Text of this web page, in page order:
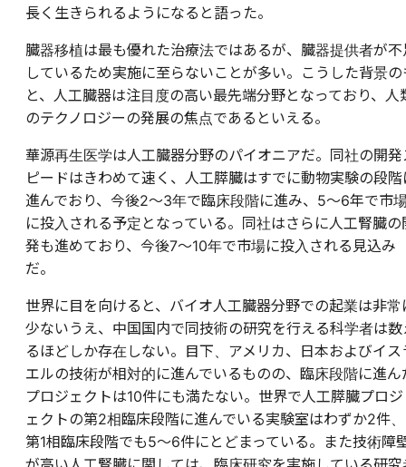
長く生きられるようになると語った。
臓器移植は最も優れた治療法ではあるが、臓器提供者が不
しているため実施に至らないことが多い。こうした背景の
と、人工臓器は注目度の高い最先端分野となっており、人
のテクノロジーの発展の焦点であるといえる。
華源再生医学は人工臓器分野のパイオニアだ。同社の開発
ピードはきわめて速く、人工膵臓はすでに動物実験の段階
進んでおり、今後2～3年で臨床段階に進み、5～6年で市
に投入される予定となっている。同社はさらに人工腎臓の
発も進めており、今後7～10年で市場に投入される見込み
だ。
世界に目を向けると、バイオ人工臓器分野での起業は非常
少ないうえ、中国国内で同技術の研究を行える科学者は数
るほどしか存在しない。目下、アメリカ、日本およびイス
エルの技術が相対的に進んでいるものの、臨床段階に進ん
プロジェクトは10件にも満たない。世界で人工膵臓プロジ
ェクトの第2相臨床段階に進んでいる実験室はわずか2件、
第1相臨床段階でも5～6件にとどまっている。また技術障